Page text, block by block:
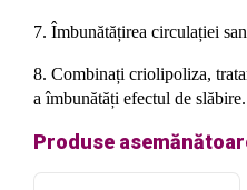
7. Îmbunătățirea circulației
8. Combinați criolipoliza,
a îmbunătăți efectul de slăbire.
Produse